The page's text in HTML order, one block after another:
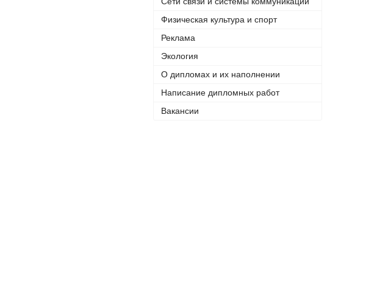
Физическая культура и спорт
Реклама
Экология
О дипломах и их наполнении
Написание дипломных работ
Вакансии